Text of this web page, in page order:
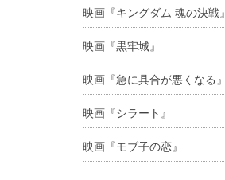
映画『キングダム 魂の決戦』
映画『黒牢城』
映画『急に具合が悪くなる』
映画『シラート』
映画『モブ子の恋』